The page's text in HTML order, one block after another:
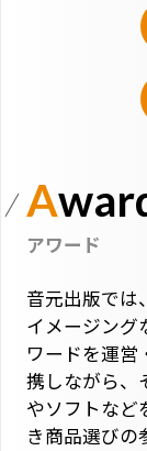
アワード
音元出版では
イメージング
ワードを運営
携しながら、
やソフトなど
き商品選びの